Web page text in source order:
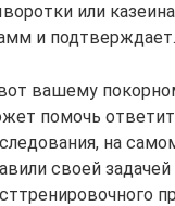
или
и
вашему
помочь
на
своей